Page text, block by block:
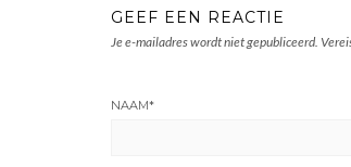
GEEF EEN REACTIE
Je e-mailadres wordt niet gepubliceerd.
NAAM*